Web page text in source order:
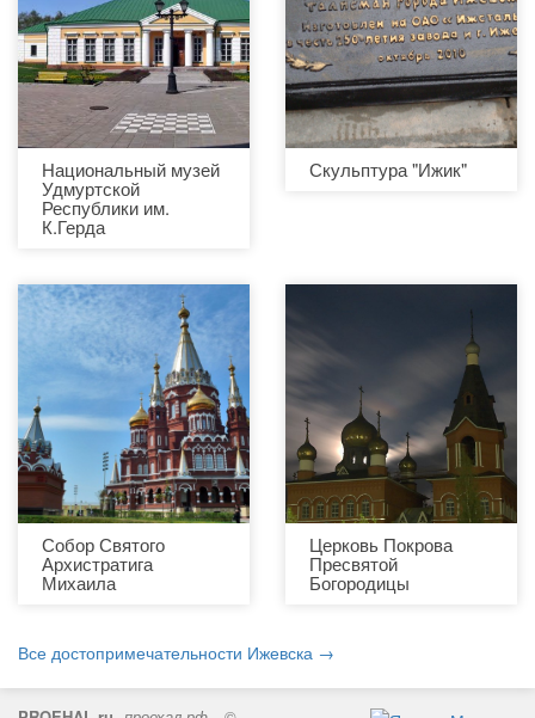
Национальный музей
Удмуртской
Республики им.
К.Герда
Скульптура "Ижик"
Собор Святого
Архистратига
Михаила
Церковь Покрова
Пресвятой
Богородицы
Все достопримечательности Ижевска →